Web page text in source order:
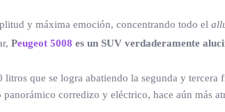
y máxima emoción, concentrando todo el
Peugeot 5008 es un SUV verdaderamente
que se logra abatiendo la segunda y
corredizo y eléctrico, hace aún más